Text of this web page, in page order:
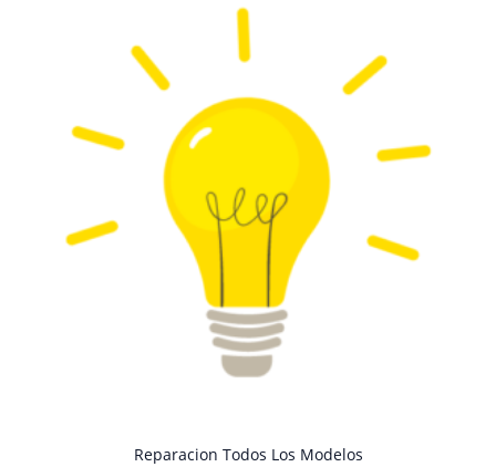
Reparacion Todos Los Modelos